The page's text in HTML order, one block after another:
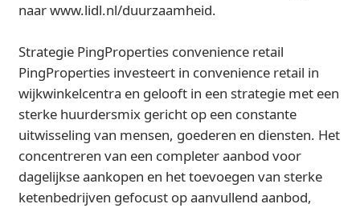
naar www.lidl.nl/duurzaamheid.
Strategie PingProperties convenience retail
PingProperties investeert in convenience retail in
wijkwinkelcentra en gelooft in een strategie met een
sterke huurdersmix gericht op een constante
uitwisseling van mensen, goederen en diensten. Het
concentreren van een completer aanbod voor
dagelijkse aankopen en het toevoegen van sterke
ketenbedrijven gefocust op aanvullend aanbod,